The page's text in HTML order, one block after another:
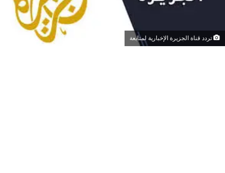
تردد قناة الجزيرة الإخبارية لمتابعة